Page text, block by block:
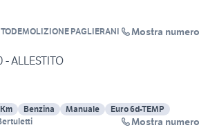
PAGLIERANI Mostra numero
ALLESTITO
Benzina Manuale
Euro 6d-TEMP
Mostra numero